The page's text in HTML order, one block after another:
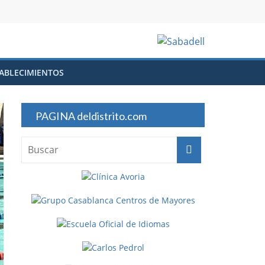
PAGINA deldistrito.com